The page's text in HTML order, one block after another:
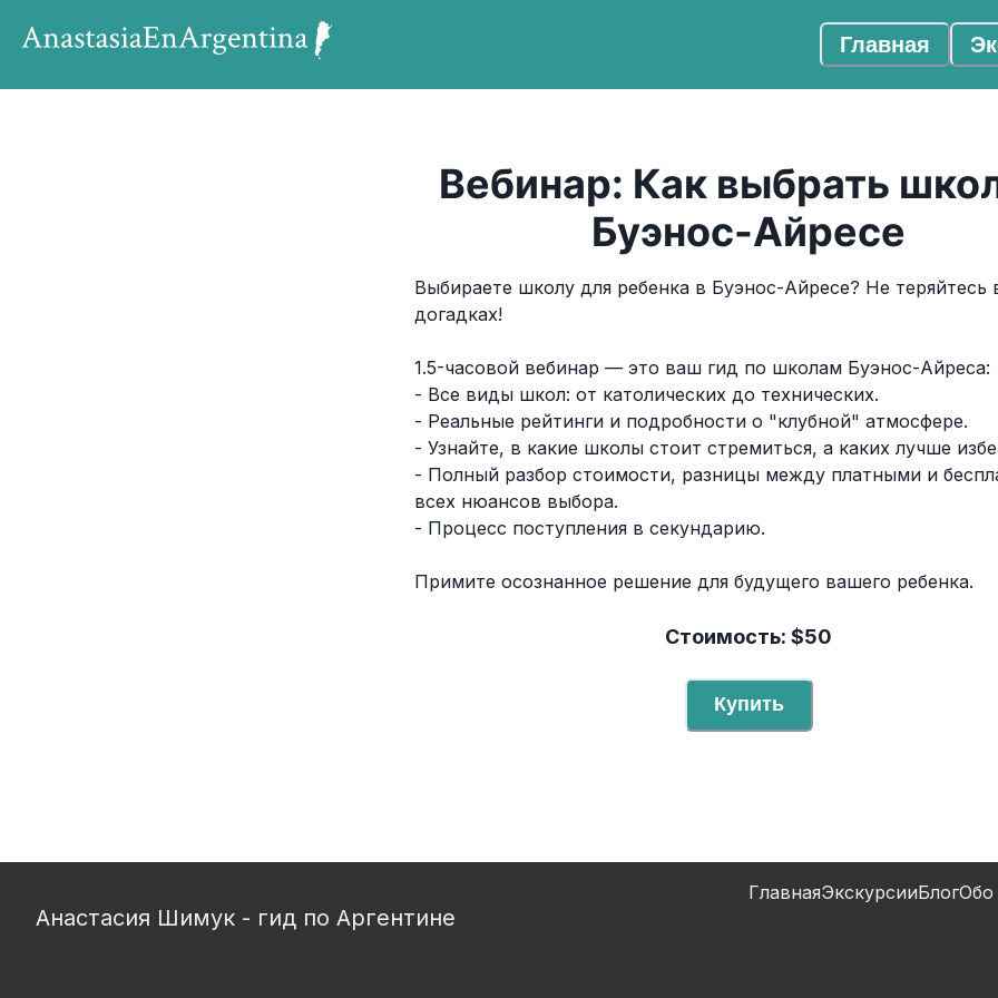
Главная
Вебинар: Как выбрать
Буэнос-Айресе
Выбираете школу для ребенка в Буэнос-Айресе? Не теряйтесь
догадках!
1.5-часовой вебинар — это ваш гид по школам Буэнос-Айреса:
- Все виды школ: от католических до технических.
- Реальные рейтинги и подробности о "клубной" атмосфере.
- Узнайте, в какие школы стоит стремиться, а каких лучше
- Полный разбор стоимости, разницы между платными и
всех нюансов выбора.
- Процесс поступления в секундарию.
Примите осознанное решение для будущего вашего ребенка.
Стоимость: $50
Купить
Анастасия Шимук - гид по Аргентине
ГлавнаяЭкскурсииБлогОбо